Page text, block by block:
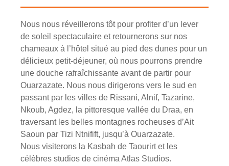
Nous nous réveillerons tôt pour profiter d’un lever
de soleil spectaculaire et retournerons sur nos
chameaux à l’hôtel situé au pied des dunes pour un
délicieux petit-déjeuner, où nous pourrons prendre
une douche rafraîchissante avant de partir pour
Ouarzazate. Nous nous dirigerons vers le sud en
passant par les villes de Rissani, Alnif, Tazarine,
Nkoub, Agdez, la pittoresque vallée du Draa, en
traversant les belles montagnes rocheuses d’Ait
Saoun par Tizi Ntnifift, jusqu’à Ouarzazate.
Nous visiterons la Kasbah de Taourirt et les
célèbres studios de cinéma Atlas Studios.